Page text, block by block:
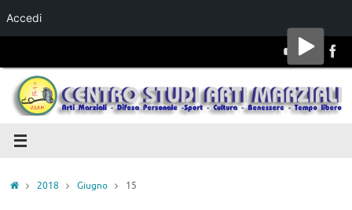
Accedi
Salta al
2018 Giugno 15